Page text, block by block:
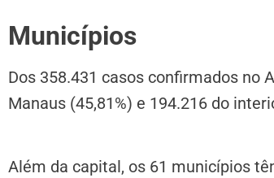
Municípios
Dos 358.431 casos confirmados no
Manaus (45,81%) e 194.216 do
Além da capital, os 61 municípios